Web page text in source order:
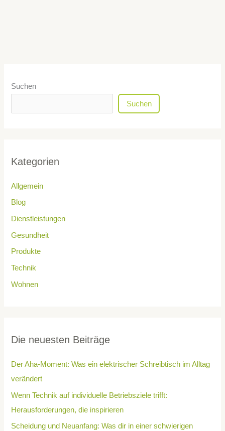
Suchen
Suchen
Kategorien
Allgemein
Blog
Dienstleistungen
Gesundheit
Produkte
Technik
Wohnen
Die neuesten Beiträge
Der Aha-Moment: Was ein elektrischer Schreibtisch im Alltag
verändert
Wenn Technik auf individuelle Betriebsziele trifft:
Herausforderungen, die inspirieren
Scheidung und Neuanfang: Was dir in einer schwierigen